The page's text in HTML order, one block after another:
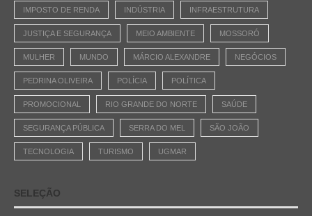
IMPOSTO DE RENDA INDÚSTRIA INFRAESTRUTURA
JUSTIÇA E SEGURANÇA MEIO AMBIENTE MOSSORÓ
MULHER MUNDO MÁRCIO ALEXANDRE NEGÓCIOS
PEDRINA OLIVEIRA POLÍCIA POLÍTICA
PROMOCIONAL RIO GRANDE DO NORTE SAÚDE
SEGURANÇA PÚBLICA SERRA DO MEL SÃO JOÃO
TECNOLOGIA TURISMO UGMAR
SELEÇÃO